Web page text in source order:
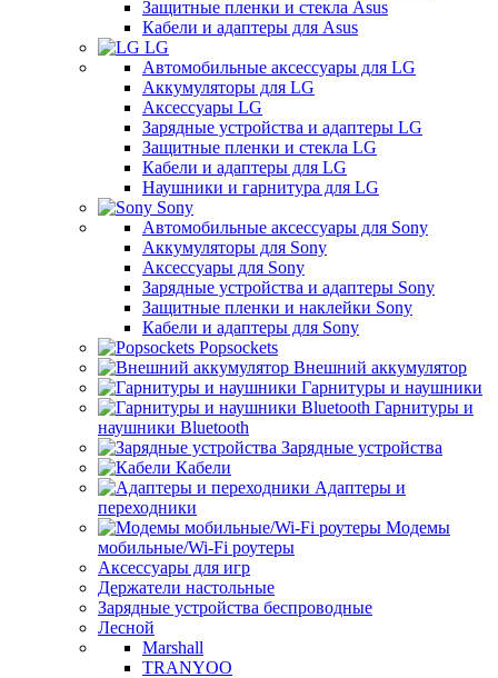
Защитные пленки и стекла Asus
Кабели и адаптеры для Asus
LG
Автомобильные аксессуары для LG
Аккумуляторы для LG
Аксессуары LG
Зарядные устройства и адаптеры LG
Защитные пленки и стекла LG
Кабели и адаптеры для LG
Наушники и гарнитура для LG
Sony
Автомобильные аксессуары для Sony
Аккумуляторы для Sony
Аксессуары для Sony
Зарядные устройства и адаптеры Sony
Защитные пленки и наклейки Sony
Кабели и адаптеры для Sony
Popsockets
Внешний аккумулятор
Гарнитуры и наушники
Гарнитуры и
наушники Bluetooth
Зарядные устройства
Кабели
Адаптеры и
переходники
Модемы
мобильные/Wi-Fi роутеры
Аксессуары для игр
Держатели настольные
Зарядные устройства беспроводные
Лесной
Marshall
TRANYOO